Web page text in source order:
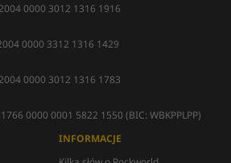
0000 3012 1316 1916
0000 3312 1316 1429
0000 3012 1316 1783
0000 0001 5822 1550 (BIC: WBKPPLPP)
INFORMACJE